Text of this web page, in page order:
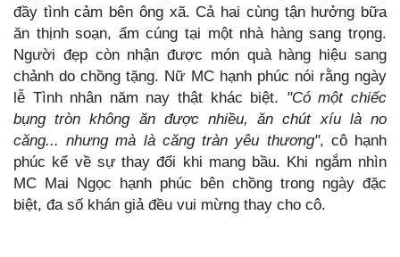
đầy tình cảm bên ông xã. Cả hai cùng tận hưởng bữa
ăn thịnh soạn, ấm cúng tại một nhà hàng sang trọng.
Người đẹp còn nhận được món quà hàng hiệu sang
chảnh do chồng tặng. Nữ MC hạnh phúc nói rằng ngày
lễ Tình nhân năm nay thật khác biệt. "Có một chiếc
bụng tròn không ăn được nhiều, ăn chút xíu là no
căng... nhưng mà là căng tràn yêu thương", cô hạnh
phúc kể về sự thay đổi khi mang bầu. Khi ngắm nhìn
MC Mai Ngọc hạnh phúc bên chồng trong ngày đặc
biệt, đa số khán giả đều vui mừng thay cho cô.